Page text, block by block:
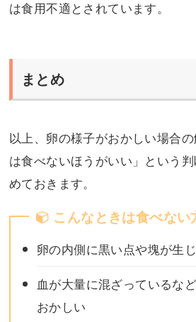
は食用不適とされています。
まとめ
以上、卵の様子がおかしい場合
は食べないほうがいい」という
めておきます。
こんなときは食べない
卵の内側に黒い点や塊が生
血が大量に混ざっているな
おかしい